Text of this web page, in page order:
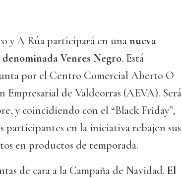
y A Rúa participará en unanueva
Venres Negro. Está
por el Centro Comercial Aberto O
Empresarial de Valdeorras (AEVA). Será
y coincidiendo con el “Black Friday”,
participantes en la iniciativa rebajen sus
en productos de temporada.
de cara a la Campaña de Navidad. El